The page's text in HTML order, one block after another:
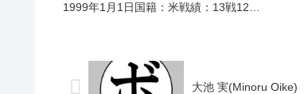
1999年1月1日国籍：米戦績：13戦12勝
大池 実(Minoru Oike)